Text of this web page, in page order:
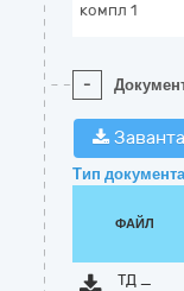
компл 1
-
Тип
ФАЙЛ
ТД _